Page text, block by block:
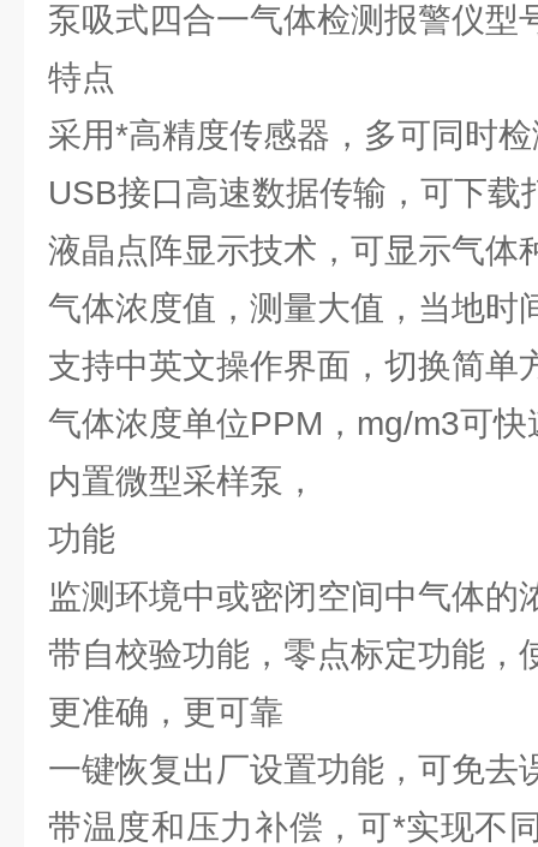
泵吸式四合一气体检测报警仪型
特点
采用*高精度传感器，多可同时
USB接口高速数据传输，可下
液晶点阵显示技术，可显示气
气体浓度值，测量大值，当地时
支持中英文操作界面，切换简单
气体浓度单位PPM，mg/m3可
内置微型采样泵，
功能
监测环境中或密闭空间中气体的
带自校验功能，零点标定功能，
更准确，更可靠
一键恢复出厂设置功能，可免去
带温度和压力补偿，可*实现不